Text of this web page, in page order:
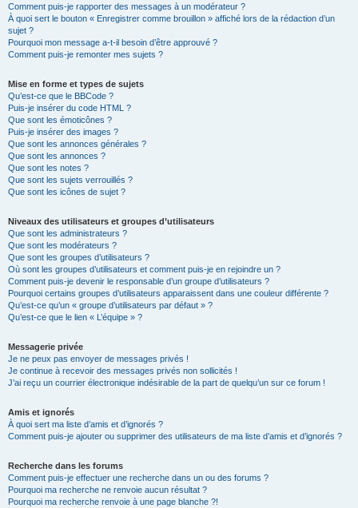
Comment puis-je rapporter des messages à un modérateur ?
À quoi sert le bouton « Enregistrer comme brouillon » affiché lors de la rédaction d’un
sujet ?
Pourquoi mon message a-t-il besoin d’être approuvé ?
Comment puis-je remonter mes sujets ?
Mise en forme et types de sujets
Qu’est-ce que le BBCode ?
Puis-je insérer du code HTML ?
Que sont les émoticônes ?
Puis-je insérer des images ?
Que sont les annonces générales ?
Que sont les annonces ?
Que sont les notes ?
Que sont les sujets verrouillés ?
Que sont les icônes de sujet ?
Niveaux des utilisateurs et groupes d’utilisateurs
Que sont les administrateurs ?
Que sont les modérateurs ?
Que sont les groupes d’utilisateurs ?
Où sont les groupes d’utilisateurs et comment puis-je en rejoindre un ?
Comment puis-je devenir le responsable d’un groupe d’utilisateurs ?
Pourquoi certains groupes d’utilisateurs apparaissent dans une couleur différente ?
Qu’est-ce qu’un « groupe d’utilisateurs par défaut » ?
Qu’est-ce que le lien « L’équipe » ?
Messagerie privée
Je ne peux pas envoyer de messages privés !
Je continue à recevoir des messages privés non sollicités !
J’ai reçu un courrier électronique indésirable de la part de quelqu’un sur ce forum !
Amis et ignorés
À quoi sert ma liste d’amis et d’ignorés ?
Comment puis-je ajouter ou supprimer des utilisateurs de ma liste d’amis et d’ignorés ?
Recherche dans les forums
Comment puis-je effectuer une recherche dans un ou des forums ?
Pourquoi ma recherche ne renvoie aucun résultat ?
Pourquoi ma recherche renvoie à une page blanche ?!